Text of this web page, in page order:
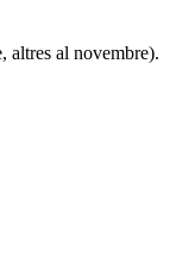
altres al novembre).